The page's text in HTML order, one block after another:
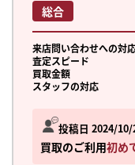
投稿日 2024/10/
買取のご利用初め
総合
来店問い合わせへの対
査定スピード
買取金額
スタッフの対応